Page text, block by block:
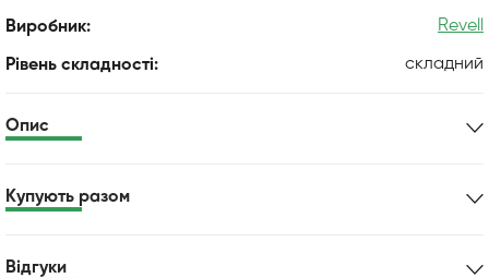
Виробник: Revell
Рівень складності: складний
Опис
Купують разом
Відгуки